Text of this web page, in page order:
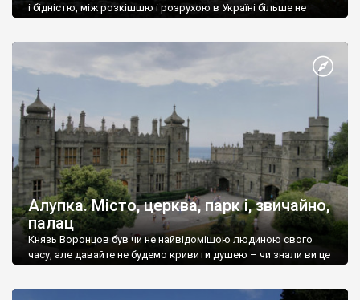
і бідністю, між розкішшю і розрухою в Україні більше не
Алупка. Місто, церква, парк і, звичайно,
палац
Князь Воронцов був чи не найвідомішою людиною свого
часу, але давайте не будемо кривити душею – чи знали ви це